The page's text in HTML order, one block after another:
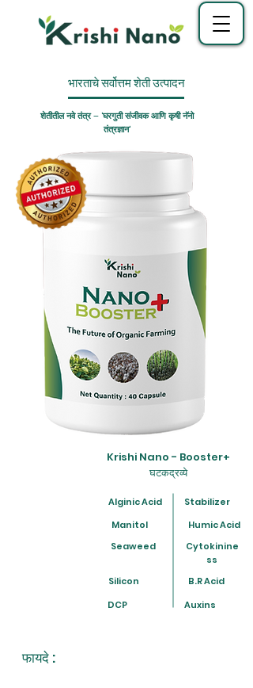
भारताचे सर्वोत्तम शेती उत्पादन
शेतीतील नवे तंत्र – 'घरगुती संजीवक आणि कृषी नॅनो
तंत्रज्ञान'
Krishi Nano - Booster+
घटकद्रव्ये
Alginic Acid
Manitol
Stabilizer
Humic Acid
Seaweed
Cytokinine
ss
Silicon
B.R Acid
DCP
Auxins
फायदे :